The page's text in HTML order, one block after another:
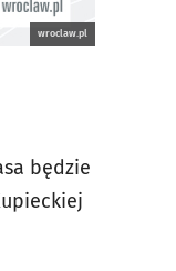
wroclaw.pl
będzie